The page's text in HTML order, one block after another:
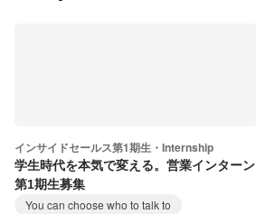
インサイドセールス第1期生・Internship
学生時代を本気で変える。営業インターン
第1期生募集
You can choose who to talk to